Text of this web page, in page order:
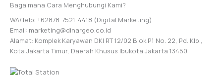
Bagaimana Cara Menghubungi Kami?
WA/Telp: +62878-7521-4418 (Digital Marketing)
Email: marketing@dinargeo.co.id
Alamat: Komplek Karyawan DKI RT 12/02 Blok P1 No. 22, Pd. Klp.,
Kota Jakarta Timur, Daerah Khusus Ibukota Jakarta 13450